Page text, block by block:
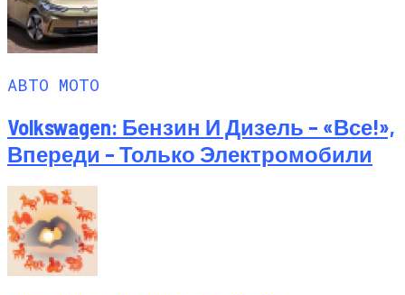
АВТО МОТО
Volkswagen: Бензин И Дизель – «все!»,
Впереди – Только Электромобили